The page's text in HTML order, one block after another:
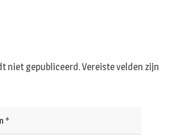
niet gepubliceerd.Vereiste velden zijn